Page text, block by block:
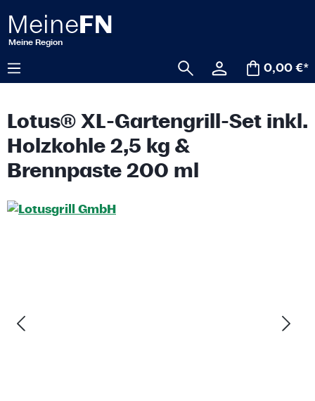
springen
0,00 €*
Lotus® XL-Gartengrill-Set inkl.
Holzkohle 2,5 kg &
Brennpaste 200 ml